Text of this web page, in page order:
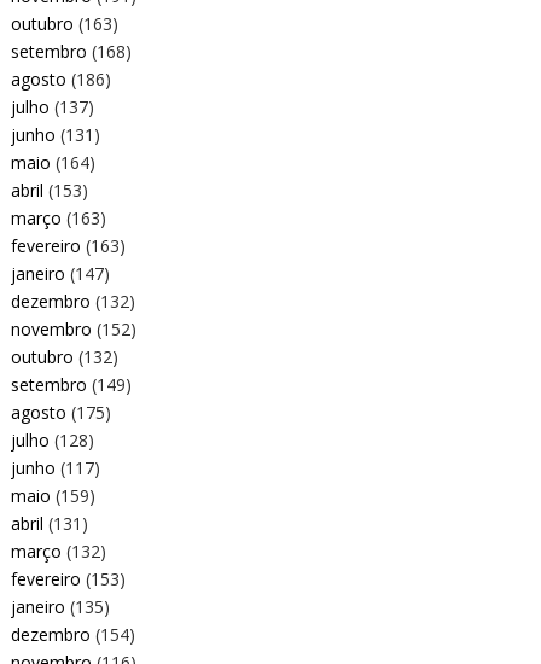
outubro (163)
setembro (168)
agosto (186)
julho (137)
junho (131)
maio (164)
abril (153)
março (163)
fevereiro (163)
janeiro (147)
dezembro (132)
novembro (152)
outubro (132)
setembro (149)
agosto (175)
julho (128)
junho (117)
maio (159)
abril (131)
março (132)
fevereiro (153)
janeiro (135)
dezembro (154)